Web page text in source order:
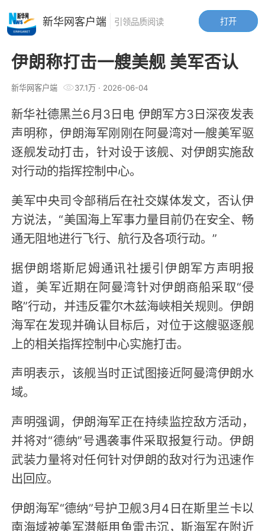
伊朗称打击一艘美舰 美军否认
新华网客户端 37.1万· 2026-06-04
新华社德黑兰6月3日电 伊朗军方3日深夜发表
声明称，伊朗海军刚刚在阿曼湾对一艘美军驱
逐舰发动打击，针对设于该舰、对伊朗实施敌
对行动的指挥控制中心。
美军中央司令部稍后在社交媒体发文，否认伊
方说法，“美国海上军事力量目前仍在安全、畅
通无阻地进行飞行、航行及各项行动。”
据伊朗塔斯尼姆通讯社援引伊朗军方声明报
道，美军近期在阿曼湾针对伊朗商船采取“侵
略”行动，并违反霍尔木兹海峡相关规则。伊朗
海军在发现并确认目标后，对位于这艘驱逐舰
上的相关指挥控制中心实施打击。
声明表示，该舰当时正试图接近阿曼湾伊朗水
域。
声明强调，伊朗海军正在持续监控敌方活动，
并将对“德纳”号遇袭事件采取报复行动。伊朗
武装力量将对任何针对伊朗的敌对行为迅速作
出回应。
伊朗海军“德纳”号护卫舰3月4日在斯里兰卡以
南海域被美军潜艇用鱼雷击沉，斯海军在附近
打开
新华网客户端 引领品质阅读